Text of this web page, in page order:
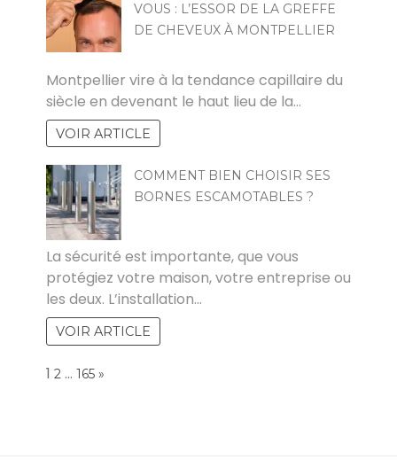
VOUS : L’ESSOR DE LA GREFFE
DE CHEVEUX À MONTPELLIER
Montpellier vire à la tendance capillaire du
siècle en devenant le haut lieu de la…
VOIR ARTICLE
COMMENT BIEN CHOISIR SES
BORNES ESCAMOTABLES ?
La sécurité est importante, que vous
protégiez votre maison, votre entreprise ou
les deux. L’installation…
VOIR ARTICLE
Page:
1 2 … 165 NEXT
»